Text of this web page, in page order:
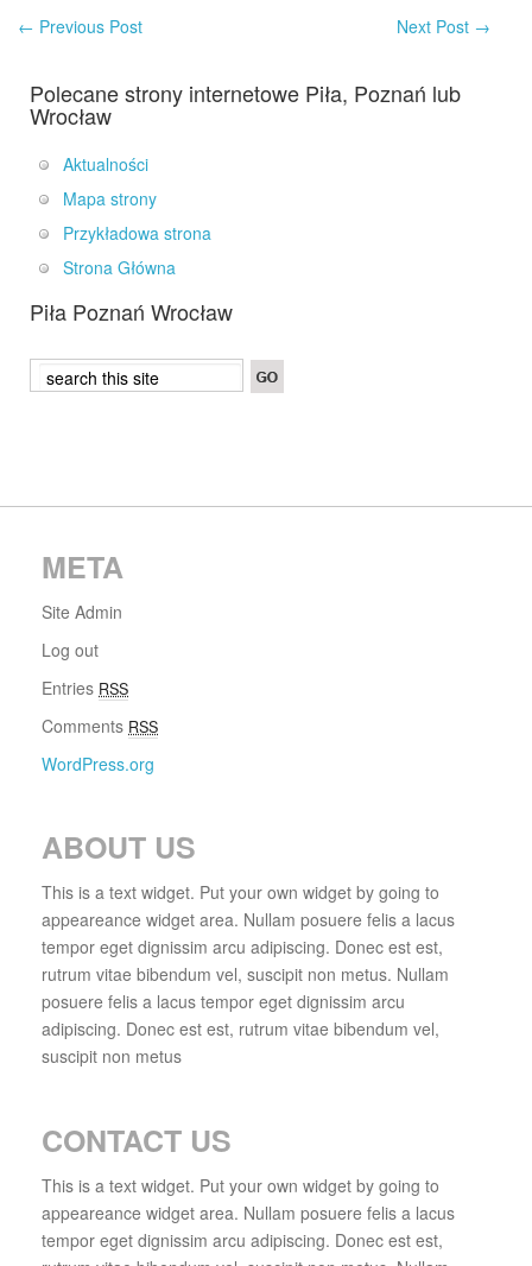
← Previous Post Next Post →
Polecane strony internetowe Piła, Poznań lub
Wrocław
Aktualności
Mapa strony
Przykładowa strona
Strona Główna
Piła Poznań Wrocław
META
Site Admin
Log out
Entries RSS
Comments RSS
WordPress.org
ABOUT US
This is a text widget. Put your own widget by going to
appeareance widget area. Nullam posuere felis a lacus
tempor eget dignissim arcu adipiscing. Donec est est,
rutrum vitae bibendum vel, suscipit non metus. Nullam
posuere felis a lacus tempor eget dignissim arcu
adipiscing. Donec est est, rutrum vitae bibendum vel,
suscipit non metus
CONTACT US
This is a text widget. Put your own widget by going to
appeareance widget area. Nullam posuere felis a lacus
tempor eget dignissim arcu adipiscing. Donec est est,